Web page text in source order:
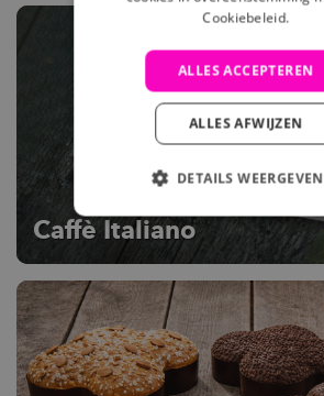
Caffè Italiano
Cookiebeleid.
ALLES ACCEPTEREN
ALLES AFWIJZEN
DETAILS WEERGEVEN